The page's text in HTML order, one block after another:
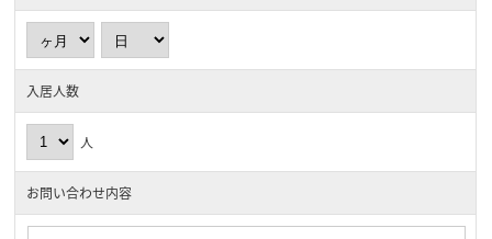
入居人数
人
お問い合わせ内容